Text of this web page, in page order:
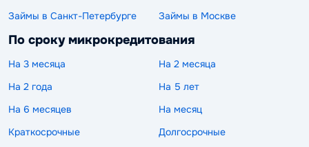
Займы в Санкт-Петербурге
Займы в Москве
По сроку микрокредитования
На 3 месяца
На 2 месяца
На 2 года
На 5 лет
На 6 месяцев
На месяц
Краткосрочные
Долгосрочные